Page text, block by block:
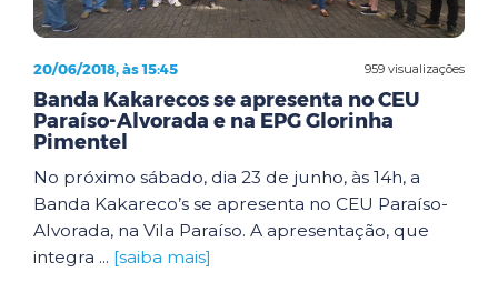
959 visualizações
20/06/2018, às 15:45
Banda Kakarecos se apresenta no CEU
Paraíso-Alvorada e na EPG Glorinha
Pimentel
No próximo sábado, dia 23 de junho, às 14h, a
Banda Kakareco’s se apresenta no CEU Paraíso-
Alvorada, na Vila Paraíso. A apresentação, que
integra ... [saiba mais]